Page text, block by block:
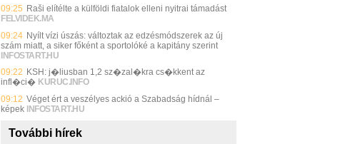
09:25 Raši elítélte a külföldi fiatalok elleni nyitrai támadást
FELVIDEK.MA
09:24 Nyílt vízi úszás: változtak az edzésmódszerek az új
szám miatt, a siker főként a sportolóké a kapitány szerint
INFOSTART.HU
09:22 KSH: j�liusban 1,2 sz�zal�kra cs�kkent az
infl�ci� KURUC.INFO
09:12 Véget ért a veszélyes ackió a Szabadság hídnál –
képek INFOSTART.HU
További hírek